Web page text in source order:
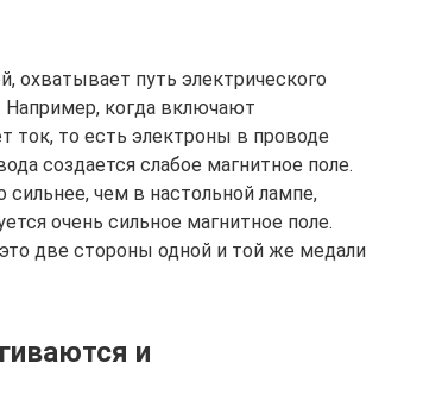
охватывает путь электрического
Например, когда включают
ток, то есть электроны в проводе
создается слабое магнитное поле.
чем в настольной лампе,
очень сильное магнитное поле.
две стороны одной и той же медали
и